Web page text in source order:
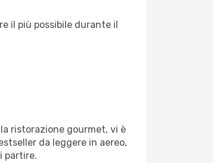
il più possibile durante il
ristorazione gourmet, vi è
da leggere in aereo,
partire.